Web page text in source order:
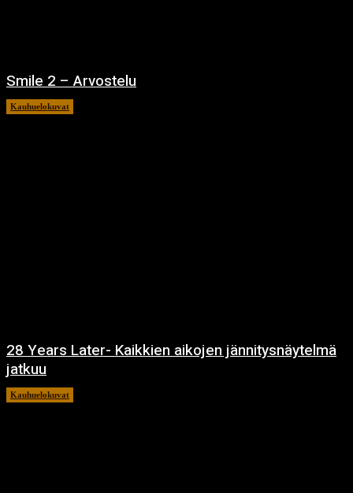
Smile 2 – Arvostelu
Kauhuelokuvat
28 Years Later- Kaikkien aikojen jännitysnäytelmä
jatkuu
Kauhuelokuvat